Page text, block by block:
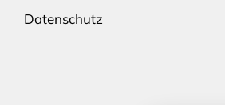
Datenschutz